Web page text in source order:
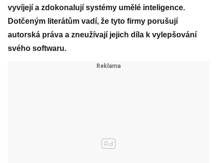
vyvíjejí a zdokonalují systémy umělé inteligence.
Dotčeným literátům vadí, že tyto firmy porušují
autorská práva a zneužívají jejich díla k vylepšování
svého softwaru.